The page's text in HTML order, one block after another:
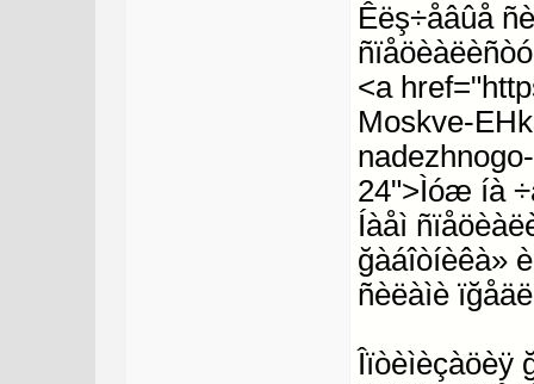
Êëş÷åâûå
ñïåöèàëèñòó
<a
Moskve-
24">Ìóæ íà
Íàåì
ğàáîòíèêà»
ñèëàìè
Îïòèìèçàöèÿ